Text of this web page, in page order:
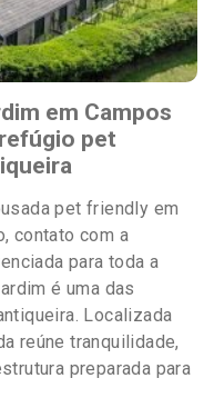
em Campos
pet
pet friendly em
contato com a
para toda a
é uma das
Localizada
reúne tranquilidade,
preparada para